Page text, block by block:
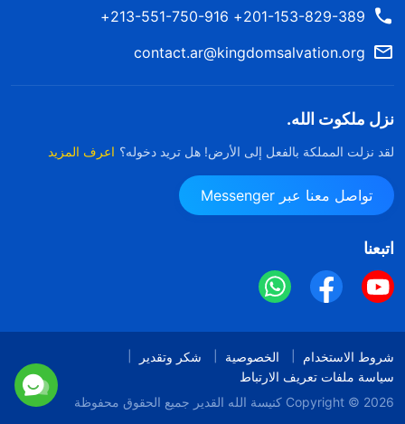
201-153-829-389+ 213-551-750-916+
contact.ar@kingdomsalvation.org
نزل ملكوت الله.
لقد نزلت المملكة بالفعل إلى الأرض! هل تريد دخوله؟ اعرف المزيد
تواصل معنا عبر Messenger
اتبعنا
شروط الاستخدام الخصوصية
شكر وتقدير
سياسة ملفات تعريف الارتباط
Copyright © 2026 كنيسة الله القدير جميع الحقوق محفوظة